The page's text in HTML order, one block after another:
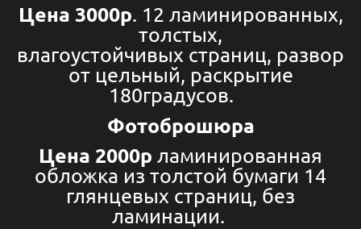
Цена 3000р. 12 ламинированных,
толстых,
влагоустойчивых страниц, развор
от цельный, раскрытие
180градусов.
Фотоброшюра
Цена 2000р ламинированная
обложка из толстой бумаги 14
глянцевых страниц, без
ламинации.